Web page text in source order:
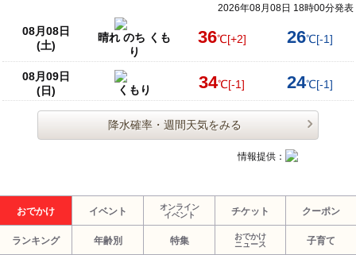
2026年08月08日 18時00分発表
08月08日
(土)
晴れ のち くも
り
36℃[+2] 26℃[-1]
08月09日
(日)
くもり 34℃[-1] 24℃[-1]
降水確率・週間天気をみる
情報提供：
おでかけ イベント
オンライン
イベント
チケット クーポン
ランキング 年齢別 特集
おでかけ
ニュース
子育て